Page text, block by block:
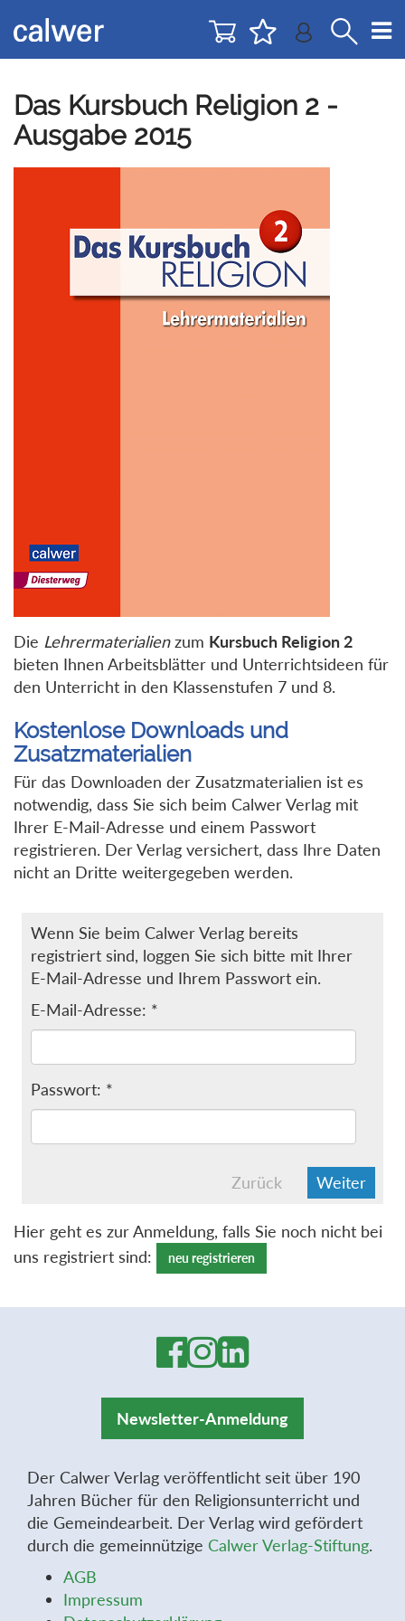
zur
Navigation
zum
Inhalt
Das Kursbuch Religion 2 -
Ausgabe 2015
Die Lehrermaterialienzum Kursbuch Religion 2
bieten Ihnen Arbeitsblätter und Unterrichtsideen für
den Unterricht in den Klassenstufen 7 und 8.
Kostenlose Downloads und
Zusatzmaterialien
Für das Downloaden der Zusatzmaterialien ist es
notwendig, dass Sie sich beim Calwer Verlag mit
Ihrer E-Mail-Adresse und einem Passwort
registrieren. Der Verlag versichert, dass Ihre Daten
nicht an Dritte weitergegeben werden.
Wenn Sie beim Calwer Verlag bereits
registriert sind, loggen Sie sich bitte mit Ihrer
E-Mail-Adresse und Ihrem Passwort ein.
E-Mail-Adresse: *
Passwort: *
Zurück Weiter
Hier geht es zur Anmeldung, falls Sie noch nicht bei
uns registriert sind:
neu registrieren
Newsletter-Anmeldung
Der Calwer Verlag veröffentlicht seit über 190
Jahren Bücher für den Religionsunterricht und
die Gemeindearbeit. Der Verlag wird gefördert
durch die gemeinnützige Calwer Verlag-Stiftung.
AGB
Impressum